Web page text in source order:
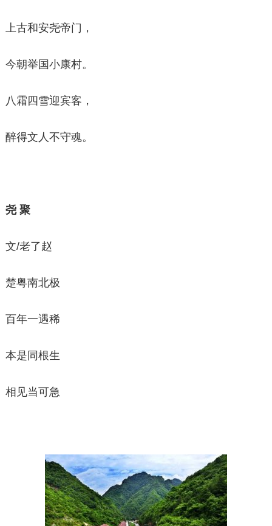
上古和安尧帝门，
今朝举国小康村。
八霜四雪迎宾客，
醉得文人不守魂。
尧 聚
文/老了赵
楚粤南北极
百年一遇稀
本是同根生
相见当可急